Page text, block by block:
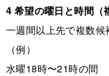
4 希望の曜日と時間（
一週間以上先で複数候
（例）
水曜18時〜21時の間